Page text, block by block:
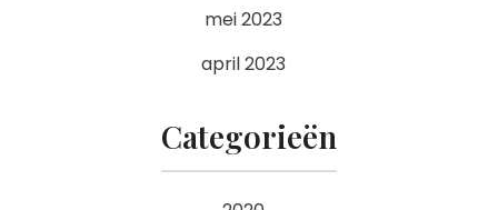
mei 2023
april 2023
Categorieën